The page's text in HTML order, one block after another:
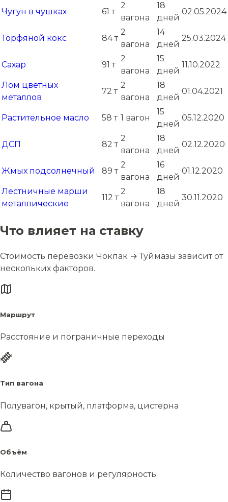
Чугун в чушках 61 т
2
вагона
18
дней
02.05.2024
Торфяной кокс 84 т
2
вагона
14
дней
25.03.2024
Сахар 91 т
2
вагона
15
дней
11.10.2022
Лом цветных
металлов
72 т
2
вагона
18
дней
01.04.2021
Растительное масло 58 т 1 вагон
15
дней
05.12.2020
ДСП 82 т
2
вагона
18
дней
02.12.2020
Жмых подсолнечный 89 т
2
вагона
16
дней
01.12.2020
Лестничные марши
металлические
112 т
2
вагона
18
дней
30.11.2020
Что влияет на ставку
Стоимость перевозки Чокпак → Туймазы зависит от
нескольких факторов.
Маршрут
Расстояние и пограничные переходы
Тип вагона
Полувагон, крытый, платформа, цистерна
Объём
Количество вагонов и регулярность